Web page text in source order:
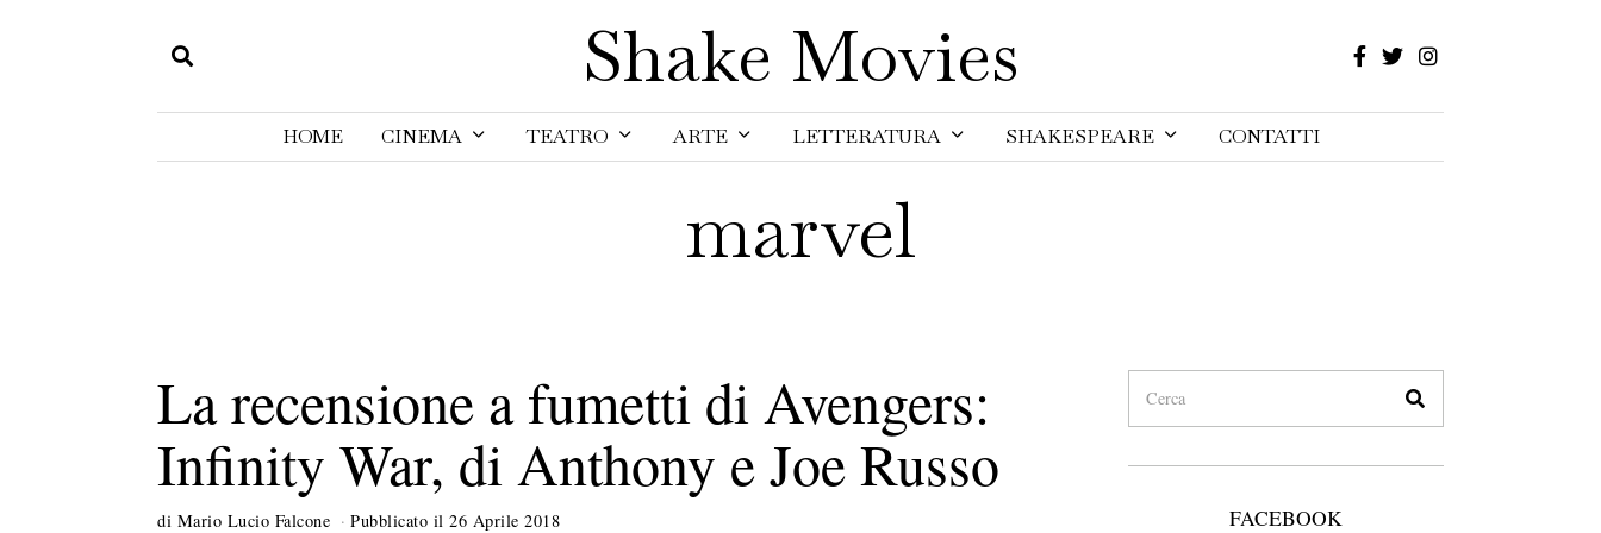
Shake Movies
HOME CINEMA TEATRO ARTE LETTERATURA SHAKESPEARE CONTATTI
marvel
La recensione a fumetti di Avengers:
Infinity War, di Anthony e Joe Russo
di Mario Lucio Falcone Pubblicato il 26 Aprile 2018 FACEBOOK